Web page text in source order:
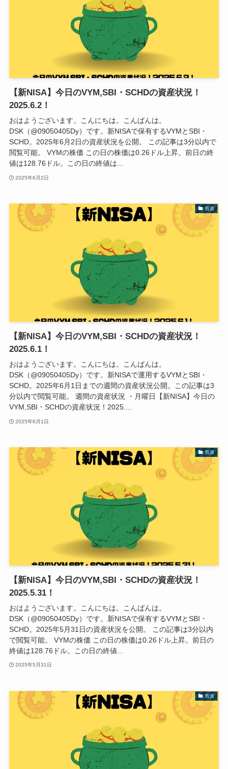
【新NISA】今日のVYM,SBI・SCHDの資産状況！
2025.6.2！
おはようございます。こんにちは。こんばんは。
DSK（@09050405Dy）です。新NISAで保有するVYMとSBI・
SCHD。2025年6月2日の資産状況を公開。 この記事は3分以内で
閲覧可能。 VYMの株価 この日の株価は0.26ドル上昇。前日の終
値は128.76ドル。この日の終値は...
2025年6月2日
投資
【新NISA】今日のVYM,SBI・SCHDの資産状況！
2025.6.1！
おはようございます。こんにちは。こんばんは。
DSK（@09050405Dy）です。新NISAで運用するVYMとSBI・
SCHD。2025年6月1日までの週間の資産状況公開。この記事は3
分以内で閲覧可能。 週間の資産状況 ・月曜日【新NISA】今日の
VYM,SBI・SCHDの資産状況！2025....
2025年6月1日
投資
【新NISA】今日のVYM,SBI・SCHDの資産状況！
2025.5.31！
おはようございます。こんにちは。こんばんは。
DSK（@09050405Dy）です。新NISAで保有するVYMとSBI・
SCHD。2025年5月31日の資産状況を公開。 この記事は3分以内
で閲覧可能。 VYMの株価 この日の株価は0.26ドル上昇。前日の
終値は128.76ドル。この日の終値...
2025年5月31日
投資